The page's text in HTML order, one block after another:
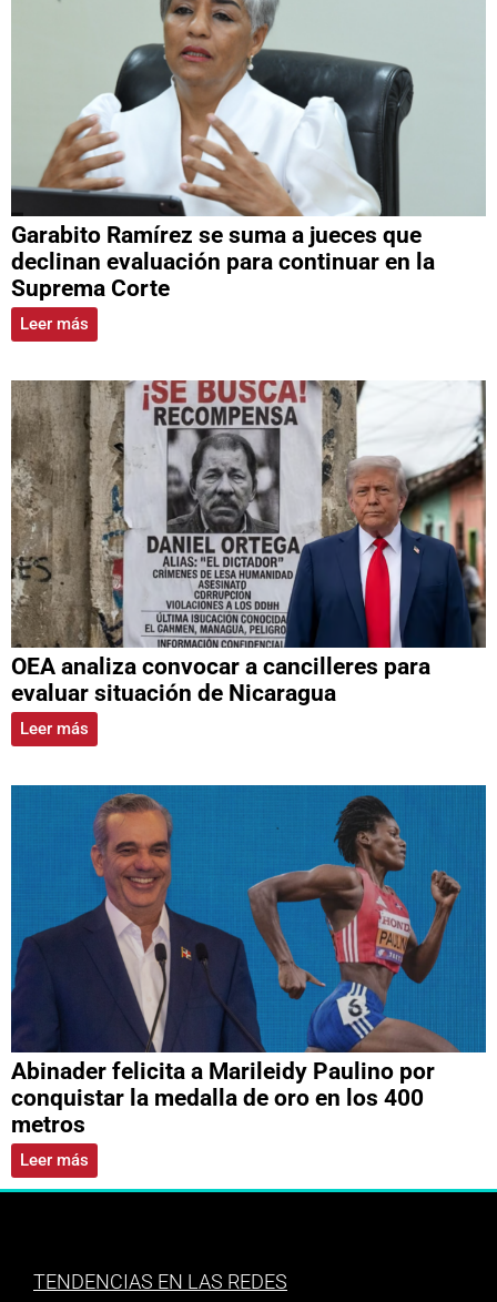
Garabito Ramírez se suma a jueces que
declinan evaluación para continuar en la
Suprema Corte
Leer más
OEA analiza convocar a cancilleres para
evaluar situación de Nicaragua
Leer más
Abinader felicita a Marileidy Paulino por
conquistar la medalla de oro en los 400
metros
Leer más
TENDENCIAS EN LAS REDES